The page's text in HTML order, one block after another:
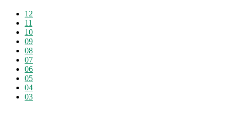
12
11
10
09
08
07
06
05
04
03